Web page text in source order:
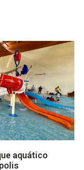
aquático